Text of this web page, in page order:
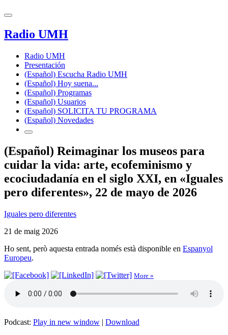
Radio UMH
Radio UMH
Presentación
(Español) Escucha Radio UMH
(Español) Hoy suena...
(Español) Programas
(Español) Usuarios
(Español) SOLICITA TU PROGRAMA
(Español) Novedades
(Español) Reimaginar los museos para
cuidar la vida: arte, ecofeminismo y
ecociudadanía en el siglo XXI, en «Iguales
pero diferentes», 22 de mayo de 2026
Iguales pero diferentes
21 de maig 2026
Ho sent, però aquesta entrada només està disponible en Espanyol
Europeu.
More »
Podcast: Play in new window | Download